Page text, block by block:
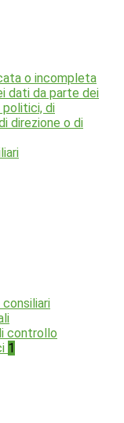
o incompleta
dati da parte dei
politici, di
direzione o di
consiliari
controllo
1